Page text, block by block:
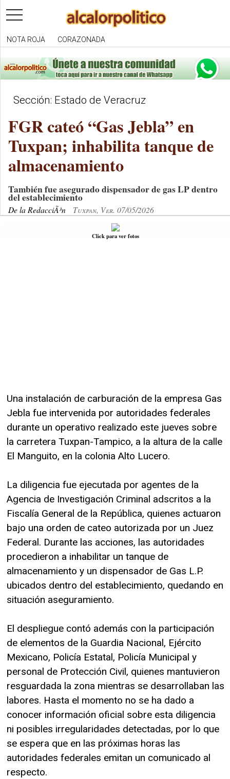
toggle
navigation
NOTA ROJA CORAZONADA
Sección: Estado de Veracruz
FGR cateó “Gas Jebla” en
Tuxpan; inhabilita tanque de
almacenamiento
También fue asegurado dispensador de gas LP dentro
del establecimiento
De la RedacciÃ³n Tuxpan, Ver. 07/05/2026
Click para ver fotos
Una instalación de carburación de la empresa Gas
Jebla fue intervenida por autoridades federales
durante un operativo realizado este jueves sobre
la carretera Tuxpan-Tampico, a la altura de la calle
El Manguito, en la colonia Alto Lucero.
La diligencia fue ejecutada por agentes de la
Agencia de Investigación Criminal adscritos a la
Fiscalía General de la República, quienes actuaron
bajo una orden de cateo autorizada por un Juez
Federal. Durante las acciones, las autoridades
procedieron a inhabilitar un tanque de
almacenamiento y un dispensador de Gas L.P.
ubicados dentro del establecimiento, quedando en
situación aseguramiento.
El despliegue contó además con la participación
de elementos de la Guardia Nacional, Ejército
Mexicano, Policía Estatal, Policía Municipal y
personal de Protección Civil, quienes mantuvieron
resguardada la zona mientras se desarrollaban las
labores. Hasta el momento no se ha dado a
conocer información oficial sobre esta diligencia
ni posibles irregularidades detectadas, por lo que
se espera que en las próximas horas las
autoridades federales emitan un comunicado al
respecto.